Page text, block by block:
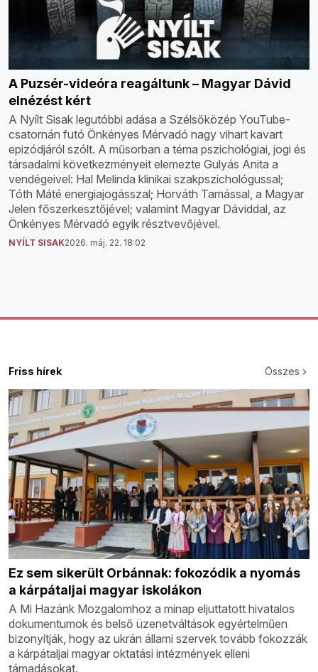
A Puzsér-videóra reagáltunk – Magyar Dávid
elnézést kért
A Nyílt Sisak legutóbbi adása a Szélsőközép YouTube-
csatornán futó Önkényes Mérvadó nagy vihart kavart
epizódjáról szólt. A műsorban a téma pszichológiai, jogi és
társadalmi következményeit elemezte Gulyás Anita a
vendégeivel: Hal Melinda klinikai szakpszichológussal;
Tóth Máté energiajogásszal; Horváth Tamással, a Magyar
Jelen főszerkesztőjével; valamint Magyar Dáviddal, az
Önkényes Mérvadó egyik résztvevőjével.
NYÍLT SISAK2026. máj. 22. 18:02
Friss hírek Összes
Ez sem sikerült Orbánnak: fokozódik a nyomás
a kárpátaljai magyar iskolákon
A Mi Hazánk Mozgalomhoz a minap eljuttatott hivatalos
dokumentumok és belső üzenetváltások egyértelműen
bizonyítják, hogy az ukrán állami szervek tovább fokozzák
a kárpátaljai magyar oktatási intézmények elleni
támadásokat.